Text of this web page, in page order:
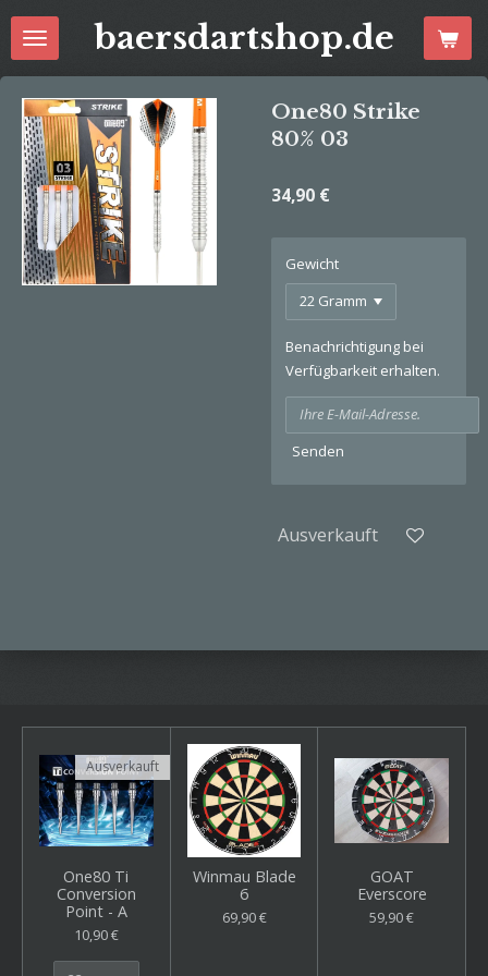
Zum
Hauptinhalt
baersdartshop.de
One80 Strike
80% 03
34,90 €
Gewicht
Benachrichtigung bei
Verfügbarkeit erhalten.
Senden
Ausverkauft
Ausverkauft
One80 Ti
Conversion
Point - A
10,90 €
Winmau Blade
6
69,90 €
GOAT
Everscore
59,90 €